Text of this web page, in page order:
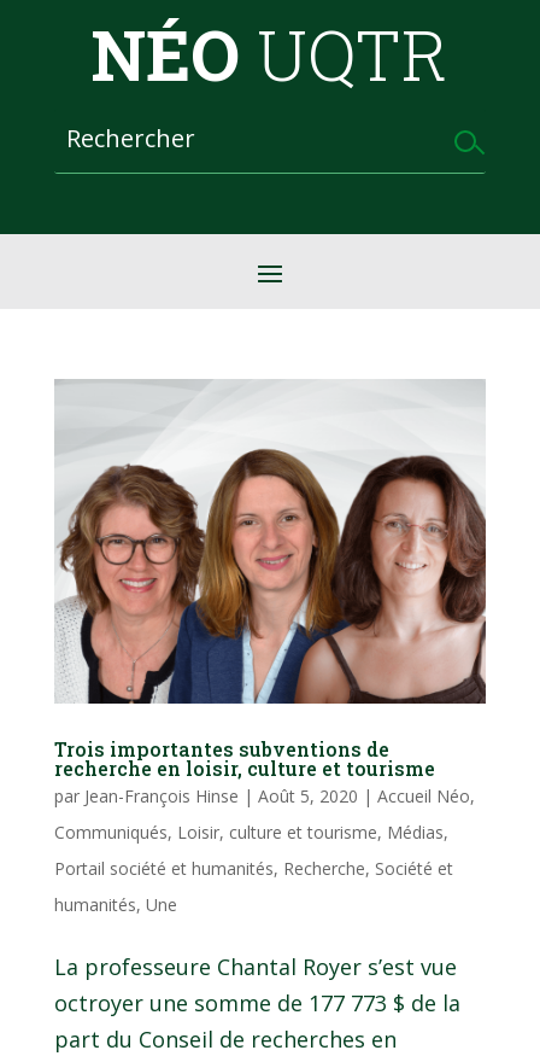
NÉO UQTR
Trois importantes subventions de
recherche en loisir, culture et tourisme
par Jean-François Hinse | Août 5, 2020 | Accueil Néo,
Communiqués, Loisir, culture et tourisme, Médias,
Portail société et humanités, Recherche, Société et
humanités, Une
La professeure Chantal Royer s’est vue
octroyer une somme de 177 773 $ de la
part du Conseil de recherches en